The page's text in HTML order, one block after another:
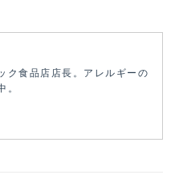
ク食品店店長。アレルギーの
。